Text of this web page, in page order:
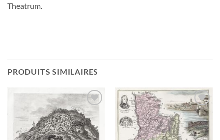
Theatrum.
PRODUITS SIMILAIRES
Ajouter
à la
wishlist
Ajouter
à la
wishlist